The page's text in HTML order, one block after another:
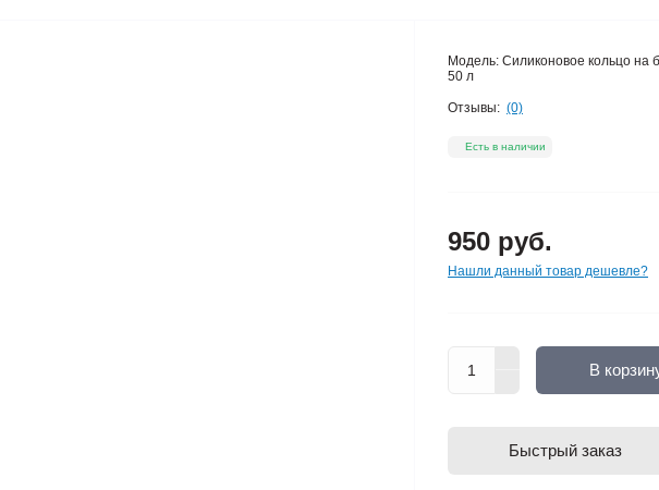
Модель: Силиконовое кольцо на
50 л
Отзывы: (0)
Есть в наличии
950 руб.
Нашли данный товар дешевле?
В
Быстрый заказ